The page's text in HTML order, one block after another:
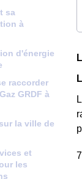
sa
à
d'énergie
raccorder
GRDF à
la ville de
et
les